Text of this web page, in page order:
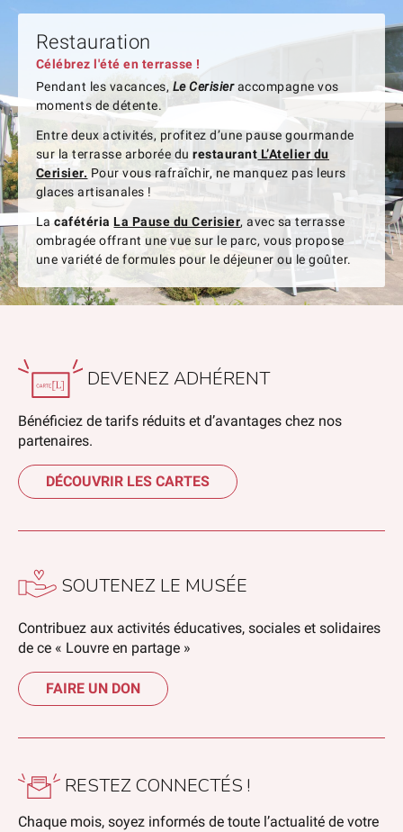
Restauration
Célébrez l'été en terrasse !
Pendant les vacances, Le Cerisieraccompagne vos
moments de détente.
Entre deux activités, profitez d’une pause gourmande
sur la terrasse arborée durestaurant L’Atelier du
Cerisier. Pour vous rafraîchir, ne manquez pas leurs
glaces artisanales !
LacafétériaLa Pause du Cerisier, avec sa terrasse
ombragée offrant une vue sur le parc, vous propose
une variété de formules pour le déjeuner ou le goûter.
DEVENEZ ADHÉRENT
Bénéficiez de tarifs réduits et d’avantages chez nos
partenaires.
DÉCOUVRIR LES CARTES
SOUTENEZ LE MUSÉE
Contribuez aux activités éducatives, sociales et solidaires
de ce « Louvre en partage »
FAIRE UN DON
RESTEZ CONNECTÉS !
Chaque mois, soyez informés de toute l’actualité de votre